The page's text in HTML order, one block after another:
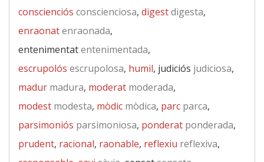
conscienciós conscienciosa, digestdigesta,
enraonatenraonada,
entenimentatentenimentada,
escrupolós escrupolosa, humil, judiciós judiciosa,
madur madura, moderat moderada,
modest modesta, mòdic mòdica, parc parca,
parsimoniós parsimoniosa, ponderat ponderada,
prudent, racional, raonable, reflexiu reflexiva,